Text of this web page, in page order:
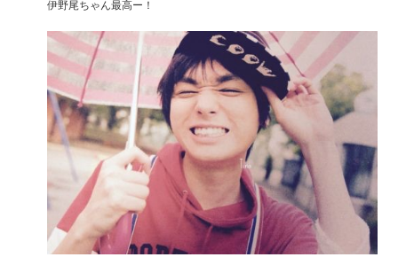
伊野尾ちゃん最高ー！